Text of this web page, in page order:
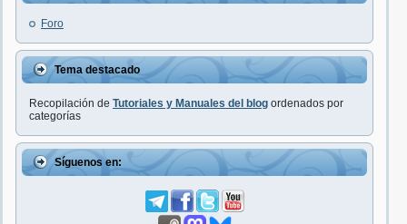
Foro
Tema destacado
Recopilación de Tutoriales y Manuales del blog ordenados por
categorías
Síguenos en: